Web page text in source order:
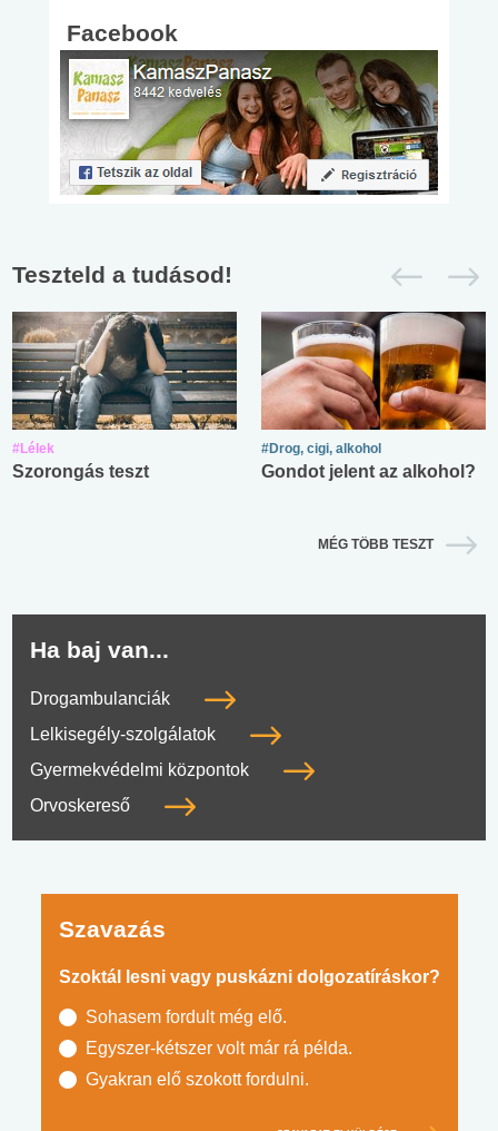
Facebook
Teszteld a tudásod!
#Lélek
Szorongás teszt
#Drog, cigi, alkohol
Gondot jelent az alkohol?
MÉG TÖBB TESZT
Ha baj van...
Drogambulanciák
Lelkisegély-szolgálatok
Gyermekvédelmi központok
Orvoskereső
Szavazás
Szoktál lesni vagy puskázni dolgozatíráskor?
Sohasem fordult még elő.
Egyszer-kétszer volt már rá példa.
Gyakran elő szokott fordulni.